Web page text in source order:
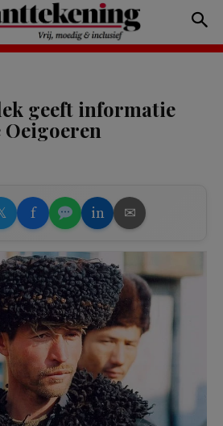
geeft informatie
f in ✉